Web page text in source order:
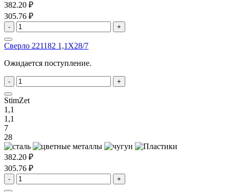
382.20 ₽
305.76 ₽
- +
Сверло 221182 1,1X28/7
Ожидается поступление.
- +
StimZet
1,1
1,1
7
28
382.20 ₽
305.76 ₽
- +